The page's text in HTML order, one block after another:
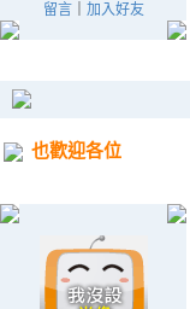
留言｜ 加入好友
也歡迎各位